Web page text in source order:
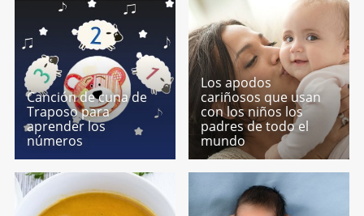
Canción de cuna de
Traposo para
aprender los
números
Los apodos
cariñosos que usan
con los niños los
padres de todo el
mundo